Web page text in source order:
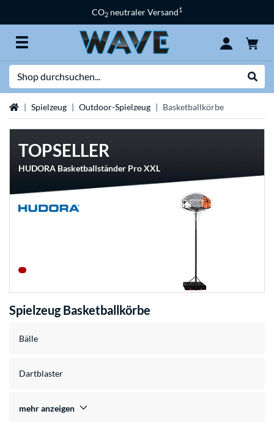
CO2 neutraler Versand1
StartseiteSpielzeug Outdoor-Spielzeug Basketballkörbe
TOPSELLER
HUDORA Basketballständer Pro XXL
Spielzeug Basketballkörbe
Bälle
Dartblaster
mehr anzeigen